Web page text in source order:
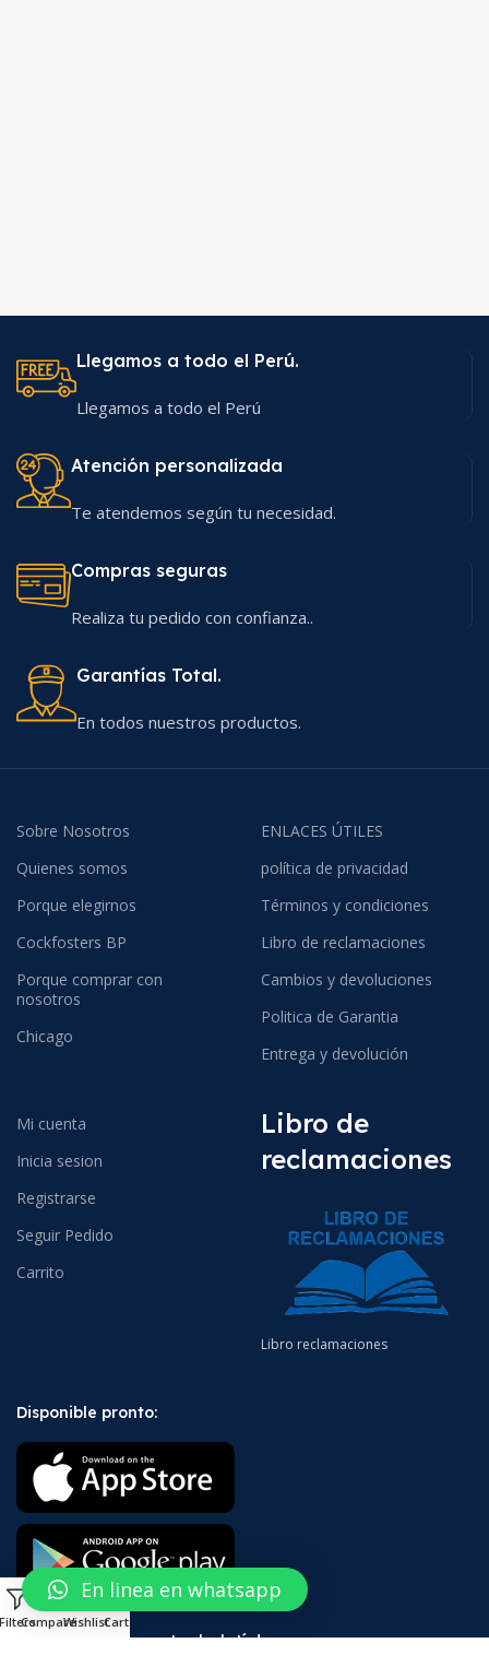
Llegamos a todo el Perú.
Llegamos a todo el Perú
Atención personalizada
Te atendemos según tu necesidad.
Compras seguras
Realiza tu pedido con confianza..
Garantías Total.
En todos nuestros productos.
Sobre Nosotros
Quienes somos
Porque elegirnos
Cockfosters BP
Porque comprar con
nosotros
Chicago
ENLACES ÚTILES
política de privacidad
Términos y condiciones
Libro de reclamaciones
Cambios y devoluciones
Politica de Garantia
Entrega y devolución
Mi cuenta
Inicia sesion
Registrarse
Seguir Pedido
Carrito
Libro de
reclamaciones
Libro reclamaciones
Disponible pronto:
¡Suscríbete a nuestro boletín!
CompareWishlist
0
Cart
En linea en whatsapp